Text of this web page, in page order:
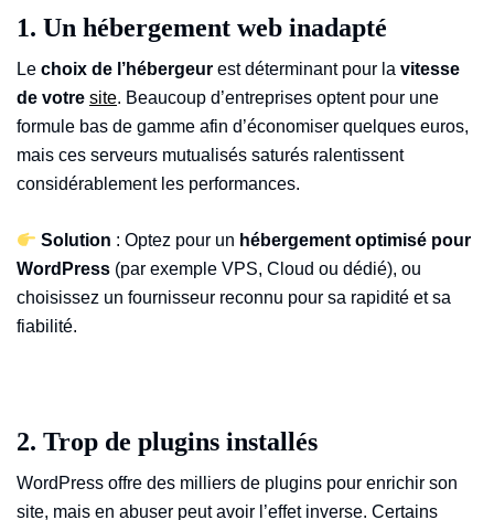
1. Un hébergement web inadapté
Le choix de l’hébergeur est déterminant pour la vitesse
de votre site. Beaucoup d’entreprises optent pour une
formule bas de gamme afin d’économiser quelques euros,
mais ces serveurs mutualisés saturés ralentissent
considérablement les performances.
Solution : Optez pour un hébergement optimisé pour
WordPress (par exemple VPS, Cloud ou dédié), ou
choisissez un fournisseur reconnu pour sa rapidité et sa
fiabilité.
2. Trop de plugins installés
WordPress offre des milliers de plugins pour enrichir son
site, mais en abuser peut avoir l’effet inverse. Certains